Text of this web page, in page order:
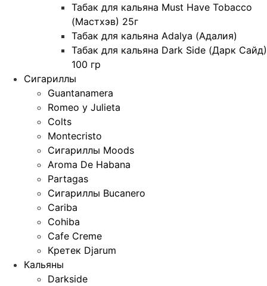
Табак для кальяна Must Have Tobacco
(Мастхэв) 25г
Табак для кальяна Adalya (Адалия)
Табак для кальяна Dark Side (Дарк Сайд)
100 гр
Сигариллы
Guantanamera
Romeo y Julieta
Colts
Montecristo
Сигариллы Moods
Aroma De Habana
Partagas
Сигариллы Bucanero
Cariba
Cohiba
Cafe Creme
Кретек Djarum
Кальяны
Darkside